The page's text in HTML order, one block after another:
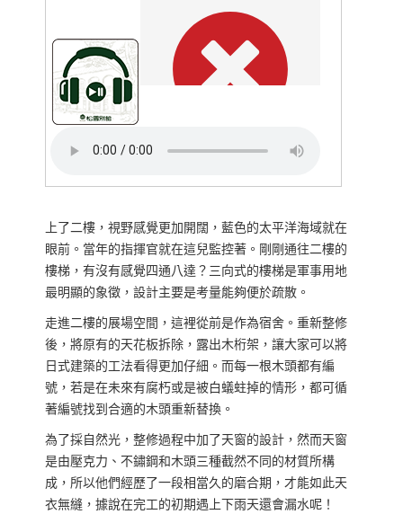
上了二樓，視野感覺更加開闊，藍色的太平洋海域就在
眼前。當年的指揮官就在這兒監控著。剛剛通往二樓的
樓梯，有沒有感覺四通八達？三向式的樓梯是軍事用地
最明顯的象徵，設計主要是考量能夠便於疏散。
走進二樓的展場空間，這裡從前是作為宿舍。重新整修
後，將原有的天花板拆除，露出木桁架，讓大家可以將
日式建築的工法看得更加仔細。而每一根木頭都有編
號，若是在未來有腐朽或是被白蟻蛀掉的情形，都可循
著編號找到合適的木頭重新替換。
為了採自然光，整修過程中加了天窗的設計，然而天窗
是由壓克力、不鏽鋼和木頭三種截然不同的材質所構
成，所以他們經歷了一段相當久的磨合期，才能如此天
衣無縫，據說在完工的初期遇上下雨天還會漏水呢！